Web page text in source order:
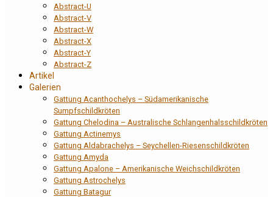
Abstract-U
Abstract-V
Abstract-W
Abstract-X
Abstract-Y
Abstract-Z
Artikel
Galerien
Gattung Acanthochelys – Südamerikanische
Sumpfschildkröten
Gattung Chelodina – Australische Schlangenhalsschildkröten
Gattung Actinemys
Gattung Aldabrachelys – Seychellen-Riesenschildkröten
Gattung Amyda
Gattung Apalone – Amerikanische Weichschildkröten
Gattung Astrochelys
Gattung Batagur